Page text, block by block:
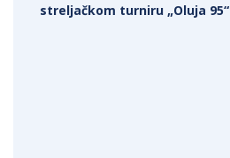
streljačkom turniru „Oluja 95“